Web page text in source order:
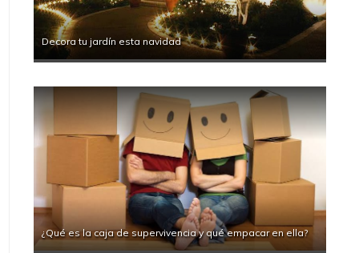
Decora tu jardín esta navidad
¿Qué es la caja de supervivencia y qué empacar en ella?